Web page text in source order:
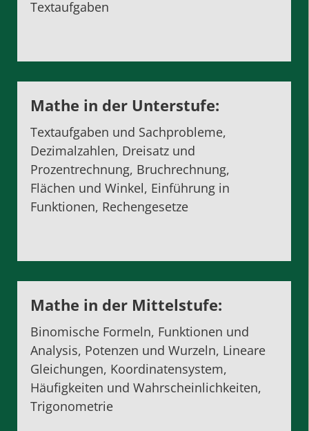
Textaufgaben
Mathe in der Unterstufe:
Textaufgaben und Sachprobleme,
Dezimalzahlen, Dreisatz und
Prozentrechnung, Bruchrechnung,
Flächen und Winkel, Einführung in
Funktionen, Rechengesetze
Mathe in der Mittelstufe:
Binomische Formeln, Funktionen und
Analysis, Potenzen und Wurzeln, Lineare
Gleichungen, Koordinatensystem,
Häufigkeiten und Wahrscheinlichkeiten,
Trigonometrie